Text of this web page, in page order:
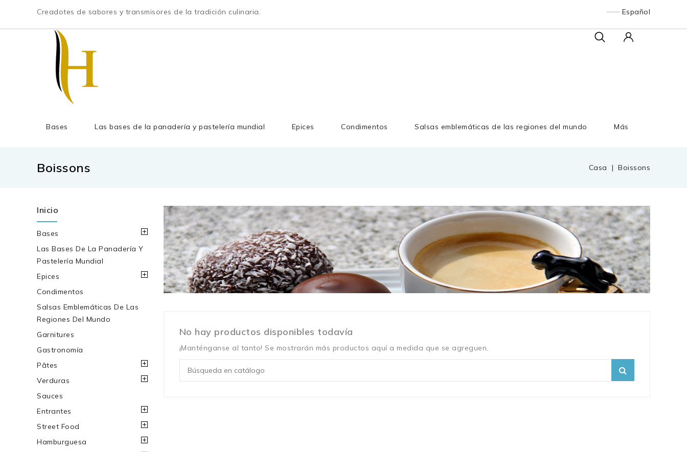
Creadotes de sabores y transmisores de la tradición culinaria. Español
Bases Las bases de la panadería y pastelería mundial Epices Condimentos Salsas emblemáticas de las regiones del mundo Más
Boissons Casa Boissons
Inicio
Bases
Las Bases De La Panadería Y
Pastelería Mundial
Epices
Condimentos
Salsas Emblemáticas De Las
Regiones Del Mundo
Garnitures
Gastronomía
Pâtes
Verduras
Sauces
Entrantes
Street Food
Hamburguesa
No hay productos disponibles todavía
¡Manténganse al tanto! Se mostrarán más productos aquí a medida que se agreguen.